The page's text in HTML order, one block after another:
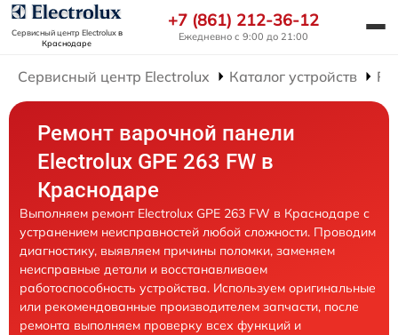
Сервисный центр Electroluxв
Краснодаре
+7 (861) 212-36-12
Ежедневно с 9:00 до 21:00
Сервисный центр Electrolux Каталог устройств
Ремонт варочной панели
Electrolux GPE 263 FW в
Краснодаре
Выполняем ремонт Electrolux GPE 263 FW в Краснодаре с
устранением неисправностей любой сложности. Проводим
диагностику, выявляем причины поломки, заменяем
неисправные детали и восстанавливаем
работоспособность устройства. Используем оригинальные
или рекомендованные производителем запчасти, после
ремонта выполняем проверку всех функций и